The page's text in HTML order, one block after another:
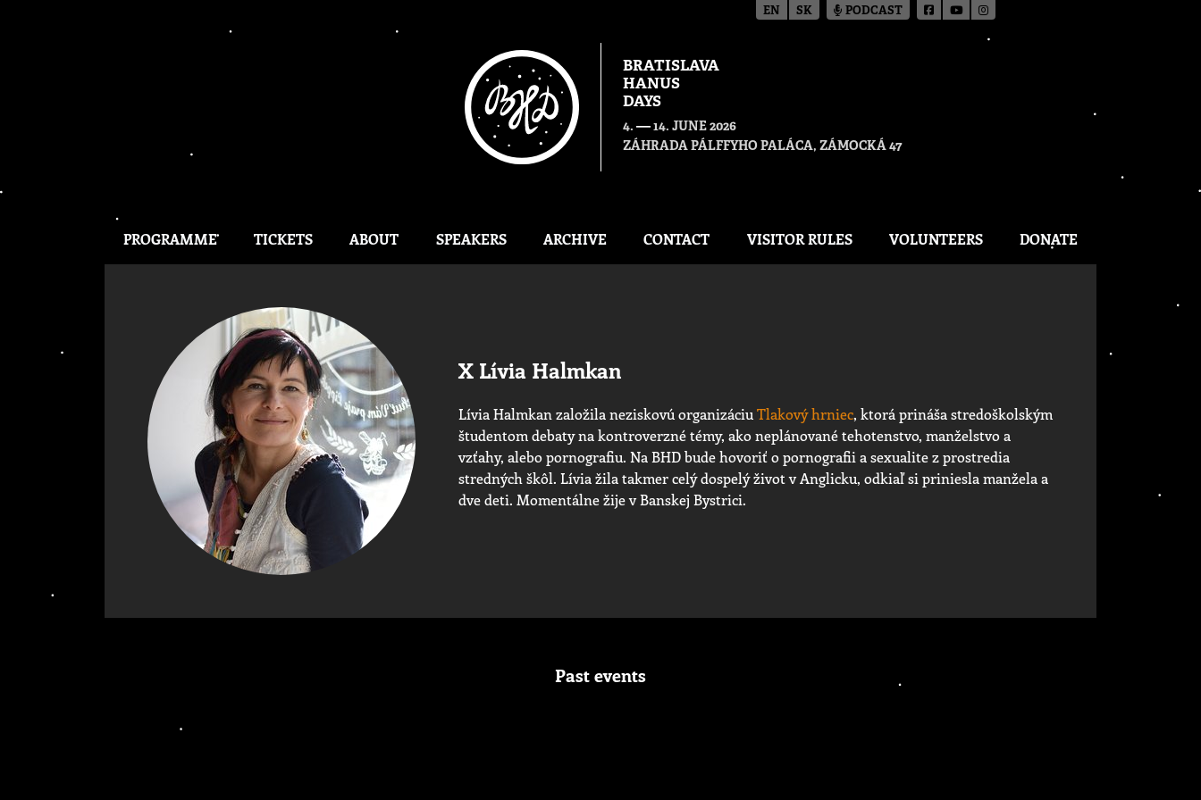
BRATISLAVA
HANUS
DAYS
4. — 14. JUNE 2026
ZÁHRADA PÁLFFYHO PALÁCA, ZÁMOCKÁ 47
PROGRAMME TICKETS ABOUT SPEAKERS ARCHIVE CONTACT VISITOR RULES VOLUNTEERS DONATE
X Lívia Halmkan
Lívia Halmkan založila neziskovú organizáciuTlakový hrniec, ktorá prináša stredoškolským
študentom debaty na kontroverzné témy, ako neplánované tehotenstvo, manželstvo a
vzťahy, alebo pornografiu. Na BHD bude hovoriť o pornografii a sexualite z prostredia
stredných škôl. Lívia žila takmer celý dospelý život v Anglicku, odkiaľ si priniesla manžela a
dve deti. Momentálne žije v Banskej Bystrici.
Past events
EN SK PODCAST